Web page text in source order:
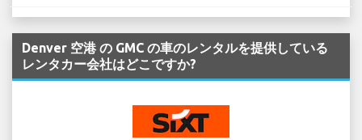
Denver 空港 の GMC の車のレンタルを提供している
レンタカー会社はどこですか?